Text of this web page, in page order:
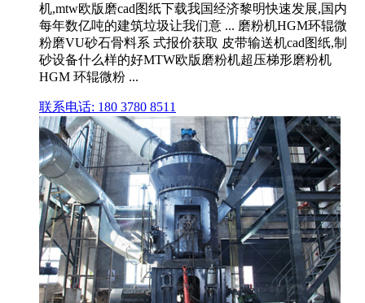
机,mtw欧版磨cad图纸下载我国经济黎明快速发展,国内
每年数亿吨的建筑垃圾让我们意 ... 磨粉机HGM环辊微
粉磨VU砂石骨料系 式报价获取 皮带输送机cad图纸,制
砂设备什么样的好MTW欧版磨粉机超压梯形磨粉机
HGM 环辊微粉 ...
联系电话: 180 3780 8511